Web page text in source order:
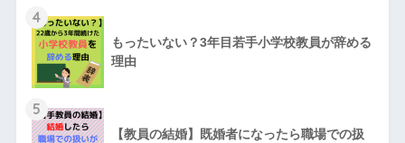
4
もったいない？3年目若手小学校教員が辞める
理由
5
【教員の結婚】既婚者になったら職場での扱